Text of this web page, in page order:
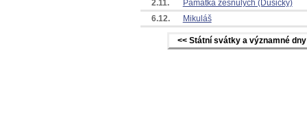
2.11.
Památka zesnulých (Dušičky)
6.12.
Mikuláš
<< Státní svátky a významné